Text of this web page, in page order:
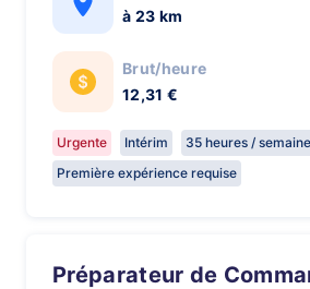
à 23 km
Brut/heure
12,31 €
Urgente Intérim
35 heures / semaine
Première expérience requise
Préparateur de